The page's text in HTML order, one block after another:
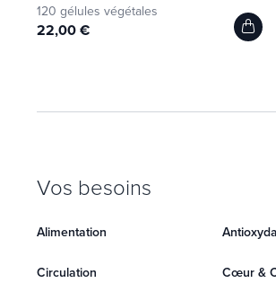
120 gélules végétales
22,00 €
Vos besoins
Alimentation
Circulation Cœur &